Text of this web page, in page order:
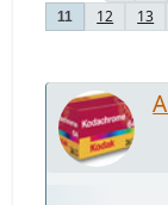
11 12 13